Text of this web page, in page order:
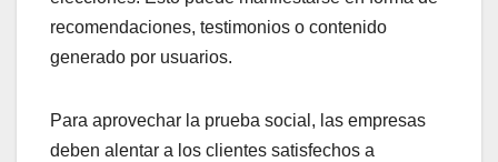
recomendaciones, testimonios o contenido
generado por usuarios.
Para aprovechar la prueba social, las empresas
deben alentar a los clientes satisfechos a